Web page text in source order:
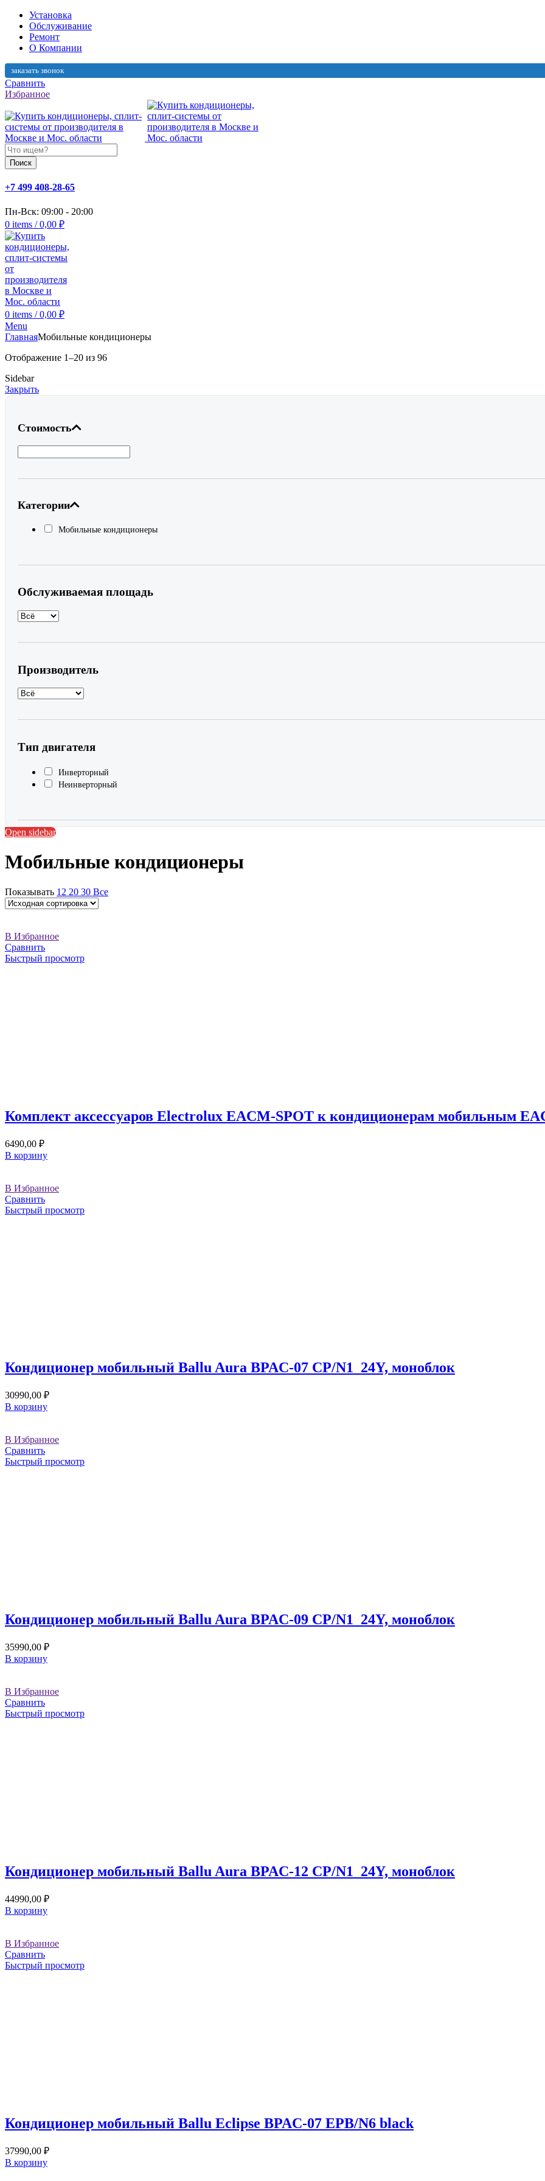
Установка
Обслуживание
Ремонт
О Компании
заказать звонок
Сравнить
Избранное
Поиск
+7 499 408-28-65
Пн-Вск: 09:00 - 20:00
0 items / 0,00 ₽
0 items / 0,00 ₽
Menu
ГлавнаяМобильные кондиционеры
Отображение 1–20 из 96
Sidebar
Закрыть
Стоимость
Категории
Мобильные кондиционеры
Обслуживаемая площадь
Производитель
Тип двигателя
Инверторный
Неинверторный
Open sidebar
Мобильные кондиционеры
Показывать 12 20 30 Все
В Избранное
Сравнить
Быстрый просмотр
Комплект аксессуаров Electrolux EACM-SPOT к кондиционерам мобильным
6490,00 ₽
В корзину
В Избранное
Сравнить
Быстрый просмотр
Кондиционер мобильный Ballu Aura BPAC-07 CP/N1_24Y, моноблок
30990,00 ₽
В корзину
В Избранное
Сравнить
Быстрый просмотр
Кондиционер мобильный Ballu Aura BPAC-09 CP/N1_24Y, моноблок
35990,00 ₽
В корзину
В Избранное
Сравнить
Быстрый просмотр
Кондиционер мобильный Ballu Aura BPAC-12 CP/N1_24Y, моноблок
44990,00 ₽
В корзину
В Избранное
Сравнить
Быстрый просмотр
Кондиционер мобильный Ballu Eclipse BPAC-07 EPB/N6 black
37990,00 ₽
В корзину